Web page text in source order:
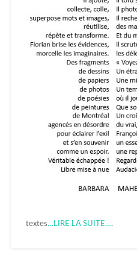
textes…LIRE LA SUITE….